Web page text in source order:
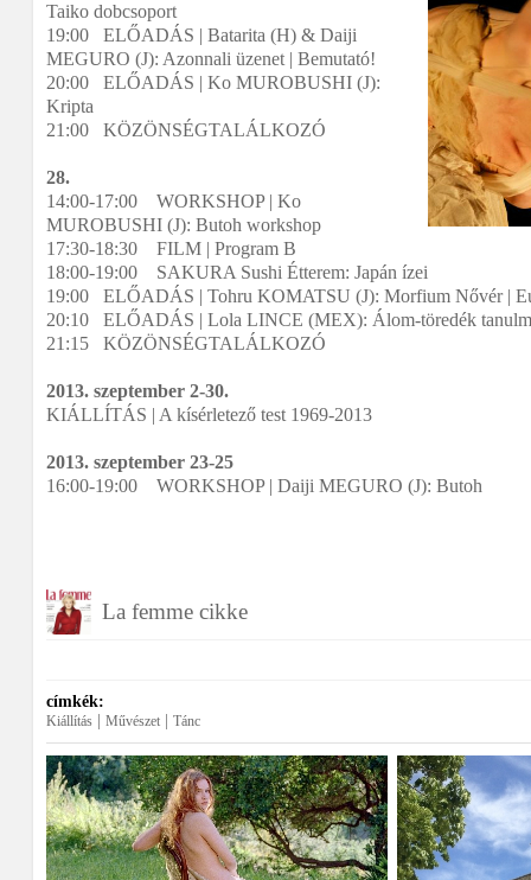
Taiko dobcsoport
19:00 ELŐADÁS | Batarita (H) & Daiji
MEGURO (J): Azonnali üzenet | Bemutató!
20:00 ELŐADÁS | Ko MUROBUSHI (J):
Kripta
21:00 KÖZÖNSÉGTALÁLKOZÓ
28.
14:00-17:00 WORKSHOP | Ko
MUROBUSHI (J): Butoh workshop
17:30-18:30 FILM | Program B
18:00-19:00 SAKURA Sushi Étterem: Japán ízei
19:00 ELŐADÁS | Tohru KOMATSU (J): Morfium Nővér |
20:10 ELŐADÁS | Lola LINCE (MEX): Álom-töredék
21:15 KÖZÖNSÉGTALÁLKOZÓ
2013. szeptember 2-30.
KIÁLLÍTÁS | A kísérletező test 1969-2013
2013. szeptember 23-25
16:00-19:00 WORKSHOP | Daiji MEGURO (J): Butoh
La femme cikke
címkék:
Kiállítás Művészet Tánc